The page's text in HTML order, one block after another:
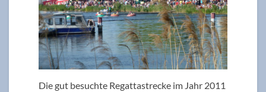
Die gut besuchte Regattastrecke im Jahr 2011